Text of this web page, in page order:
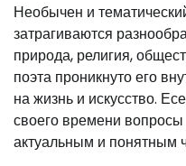
Необычен и
затрагиваются
природа, религия,
поэта проникнуто его
на жизнь и искусство.
своего времени
актуальным и понятным